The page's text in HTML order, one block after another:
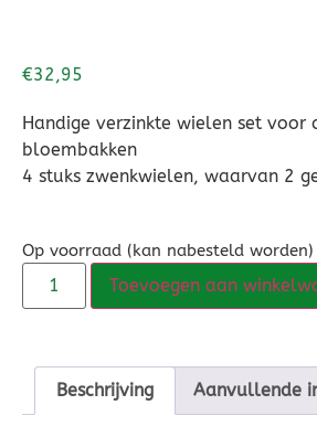
€32,95
Handige verzinkte wielen set voor
bloembakken
4 stuks zwenkwielen, waarvan 2
Op voorraad (kan nabesteld worden)
Toevoegen aan
Beschrijving Aanvullende